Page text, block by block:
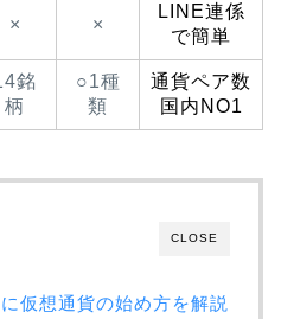
× ×
LINE連係
で簡単
銘
柄
○1種
類
通貨ペア数
国内NO1
CLOSE
仮想通貨の始め方を解説